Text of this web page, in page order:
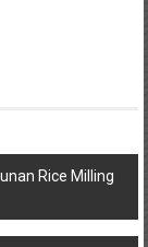
Rice Milling